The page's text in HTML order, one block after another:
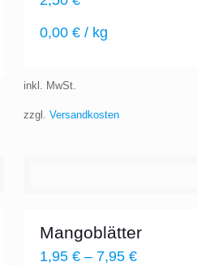
0,00 €/ kg
inkl. MwSt.
zzgl. Versandkosten
Mangoblätter
1,95 €– 7,95 €